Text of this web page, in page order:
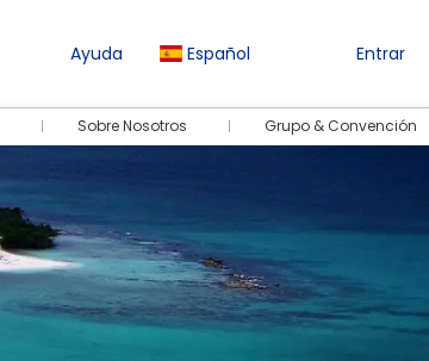
Ayuda Español Entrar
Sobre Nosotros Grupo & Convención